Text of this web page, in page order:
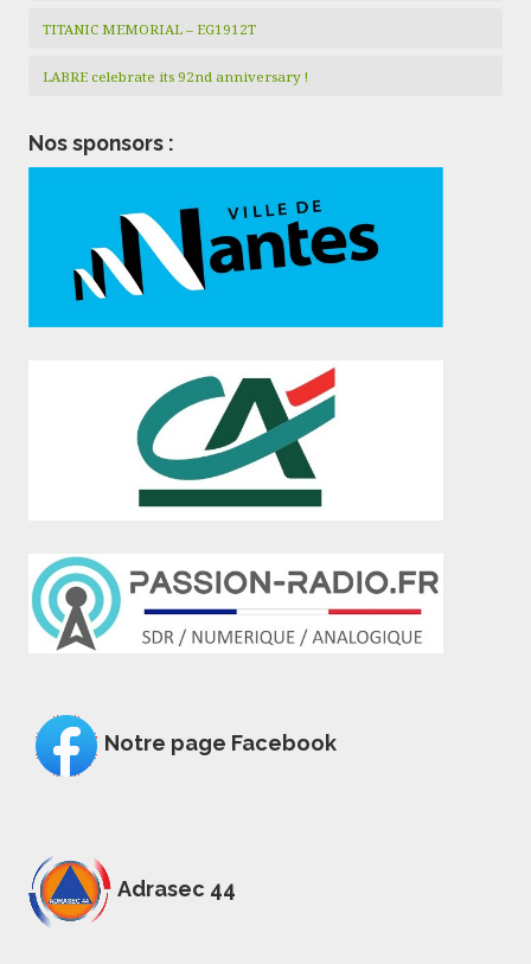
TITANIC MEMORIAL – EG1912T
LABRE celebrate its 92nd anniversary !
Nos sponsors :
Notre page Facebook
Adrasec 44